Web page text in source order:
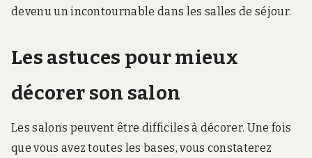
devenu un incontournable dans les salles de séjour.
Les astuces pour mieux
décorer son salon
Les salons peuvent être difficiles à décorer. Une fois
que vous avez toutes les bases, vous constaterez